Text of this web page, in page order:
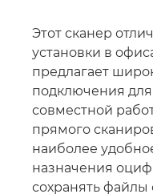
Этот сканер
установки в
предлагает
подключения
совместной
прямого
наиболее
назначения
сохранять файлы